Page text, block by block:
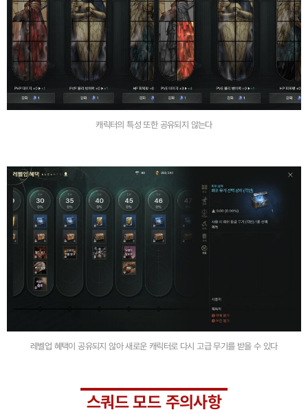
캐릭터의 특성 또한 공유되지 않는다
레벨업 혜택이 공유되지 않아 새로운 캐릭터로 다시 고급 무기를 받을 수 있다
스쿼드 모드 주의사항